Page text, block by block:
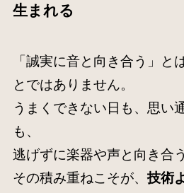
生まれる
「誠実に音と向き合う」と
とではありません。
うまくできない日も、思い
も、
逃げずに楽器や声と向き合
その積み重ねこそが、技術